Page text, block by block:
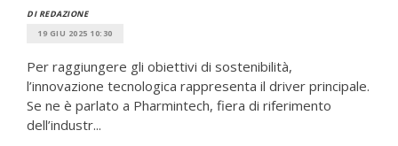
DI REDAZIONE
19 GIU 2025 10:30
Per raggiungere gli obiettivi di sostenibilità,
l’innovazione tecnologica rappresenta il driver principale.
Se ne è parlato a Pharmintech, fiera di riferimento
dell’industr...